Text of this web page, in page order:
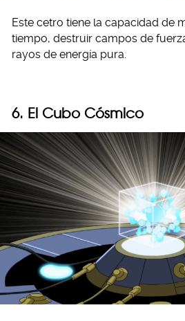
Este cetro tiene la capacidad de
tiempo, destruir campos de
rayos de energía pura.
6. El Cubo Cósmico